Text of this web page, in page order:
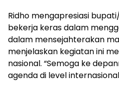
Ridho mengapresiasi
bekerja keras dalam
dalam mensejahterakan
menjelaskan kegiatan ini
nasional. “Semoga ke
agenda di level